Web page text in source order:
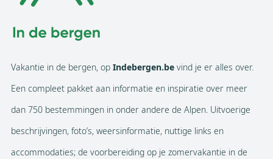
Vakantie in de bergen, op Indebergen.be vind je er alles over.
Een compleet pakket aan informatie en inspiratie over meer
dan 750 bestemmingen in onder andere de Alpen. Uitvoerige
beschrijvingen, foto’s, weersinformatie, nuttige links en
accommodaties; de voorbereiding op je zomervakantie in de